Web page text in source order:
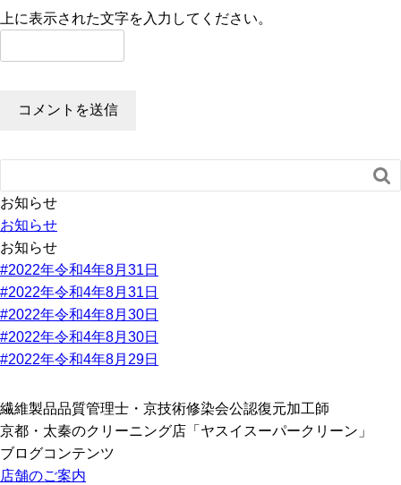
上に表示された文字を入力してください。

お知らせ
お知らせ
お知らせ
#2022年令和4年8月31日
#2022年令和4年8月31日
#2022年令和4年8月30日
#2022年令和4年8月30日
#2022年令和4年8月29日
繊維製品品質管理士・京技術修染会公認復元加工師
京都・太秦のクリーニング店「ヤスイスーパークリーン」
ブログコンテンツ
店舗のご案内